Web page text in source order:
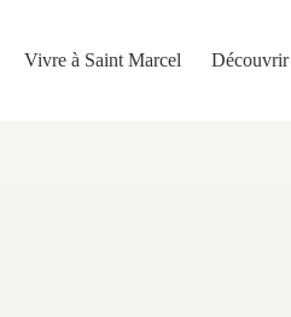
Vivre à Saint Marcel Découvrir